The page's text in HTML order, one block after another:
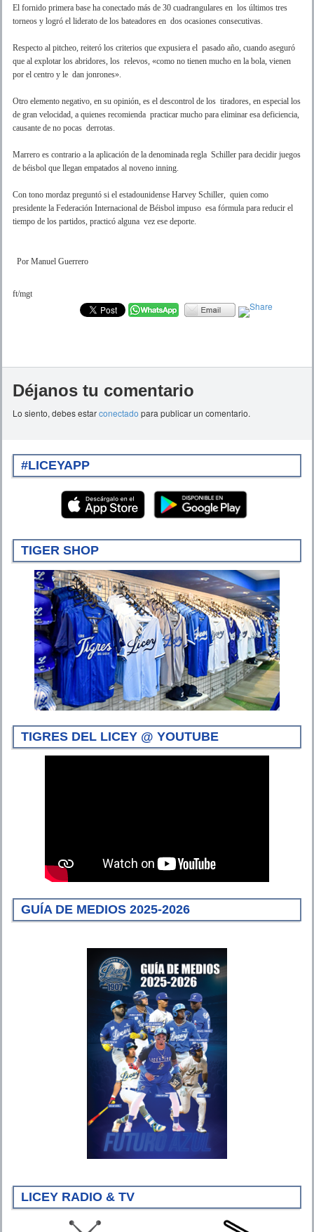
El fornido primera base ha conectado más de 30 cuadrangulares en los últimos tres
torneos y logró el liderato de los bateadores en dos ocasiones consecutivas.
Respecto al pitcheo, reiteró los criterios que expusiera el pasado año, cuando aseguró
que al explotar los abridores, los relevos, «como no tienen mucho en la bola, vienen
por el centro y le dan jonrones».
Otro elemento negativo, en su opinión, es el descontrol de los tiradores, en especial los
de gran velocidad, a quienes recomienda practicar mucho para eliminar esa deficiencia,
causante de no pocas derrotas.
Marrero es contrario a la aplicación de la denominada regla Schiller para decidir juegos
de béisbol que llegan empatados al noveno inning.
Con tono mordaz preguntó si el estadounidense Harvey Schiller, quien como
presidente la Federación Internacional de Béisbol impuso esa fórmula para reducir el
tiempo de los partidos, practicó alguna vez ese deporte.
Por Manuel Guerrero
ft/mgt
Déjanos tu comentario
Lo siento, debes estarconectado para publicar un comentario.
#LICEYAPP
TIGER SHOP
TIGRES DEL LICEY @ YOUTUBE
GUÍA DE MEDIOS 2025-2026
LICEY RADIO & TV